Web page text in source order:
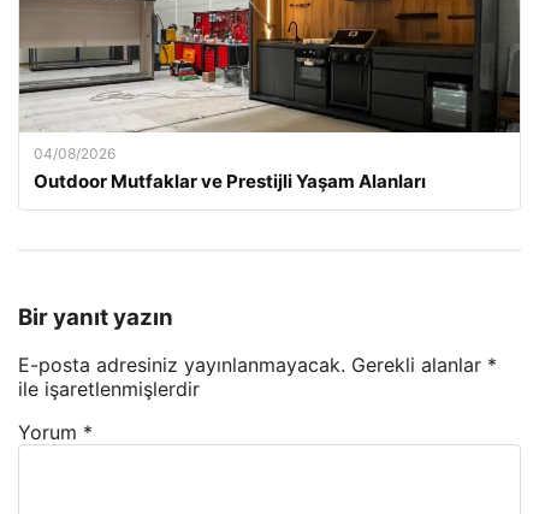
04/08/2026
Outdoor Mutfaklar ve Prestijli Yaşam Alanları
Bir yanıt yazın
E-posta adresiniz yayınlanmayacak. Gerekli alanlar *
ile işaretlenmişlerdir
Yorum *